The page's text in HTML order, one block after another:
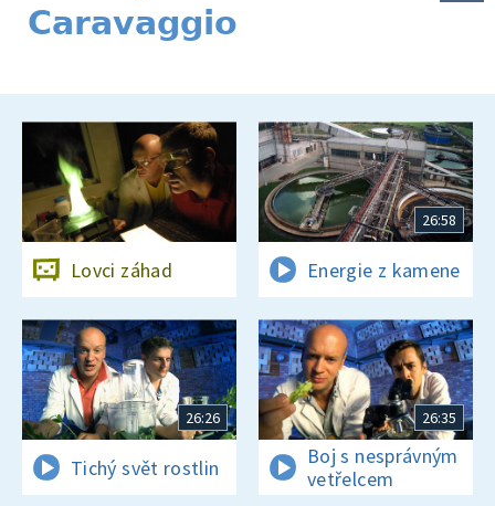
Caravaggio
Lovci záhad
26:58
Energie z kamene
26:26
Tichý svět rostlin
26:35
Boj s nesprávným
vetřelcem